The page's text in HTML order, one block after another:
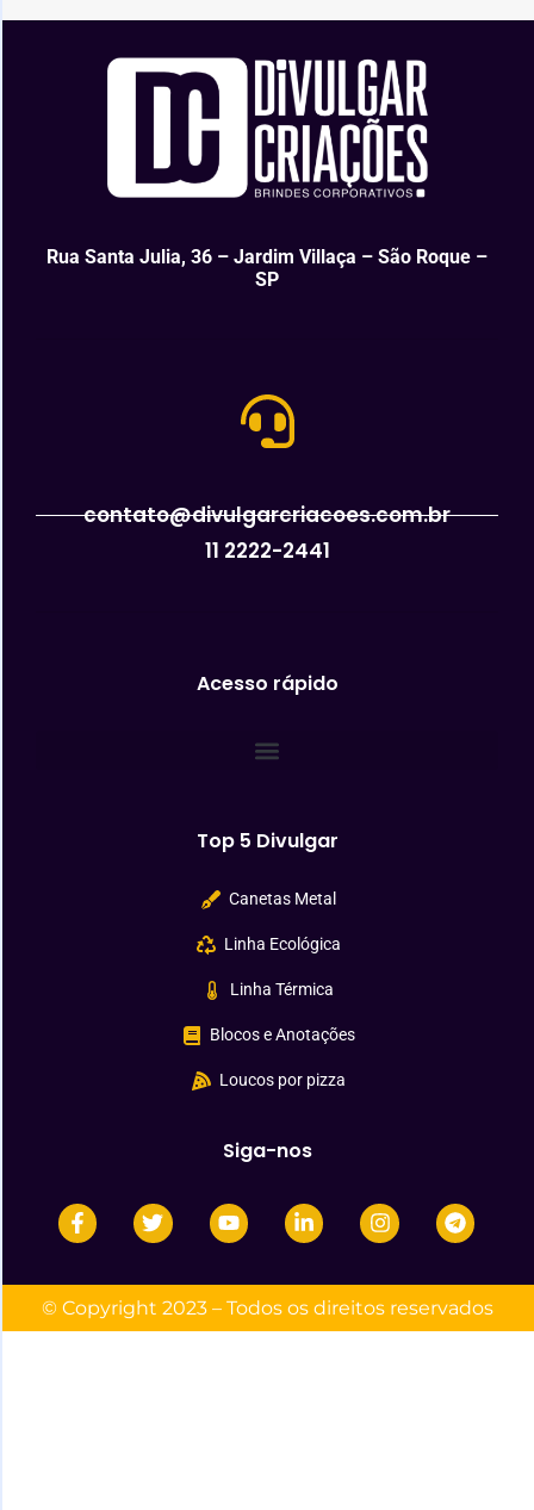
Rua Santa Julia, 36 – Jardim Villaça – São Roque –
SP
contato@divulgarcriacoes.com.br
11 2222-2441
Acesso rápido
Top 5 Divulgar
Canetas Metal
Linha Ecológica
Linha Térmica
Blocos e Anotações
Loucos por pizza
Siga-nos
© Copyright 2023 – Todos os direitos reservados